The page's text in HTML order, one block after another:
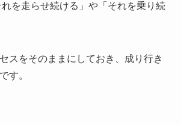
れを走らせ続ける」や「それを乗り続
スをそのままにしておき、成り行き
す。